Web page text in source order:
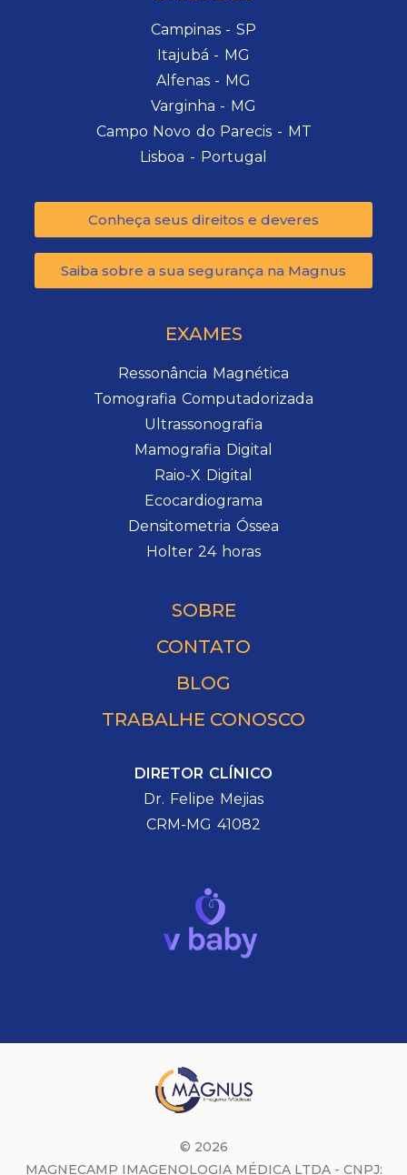
Campinas - SP
Itajubá - MG
Alfenas - MG
Varginha - MG
Campo Novo do Parecis - MT
Lisboa - Portugal
Conheça seus direitos e deveres
Saiba sobre a sua segurança na Magnus
EXAMES
Ressonância Magnética
Tomografia Computadorizada
Ultrassonografia
Mamografia Digital
Raio-X Digital
Ecocardiograma
Densitometria Óssea
Holter 24 horas
SOBRE
CONTATO
BLOG
TRABALHE CONOSCO
DIRETOR CLÍNICO
Dr. Felipe Mejias
CRM-MG 41082
© 2026
MAGNECAMP IMAGENOLOGIA MÉDICA LTDA - CNPJ: